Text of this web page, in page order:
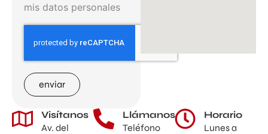
mis datos personales
enviar
Visítanos
Av. del
Llámanos
Teléfono
Horario
Lunes a